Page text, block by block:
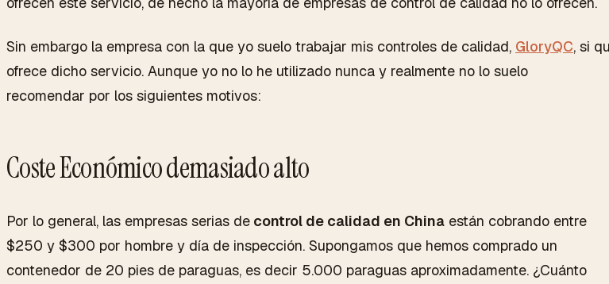
Sin embargo la empresa con la que yo suelo trabajar mis controles de calidad, GloryQC, si
ofrece dicho servicio. Aunque yo no lo he utilizado nunca y realmente no lo suelo
recomendar por los siguientes motivos:
Coste Económico demasiado alto
Por lo general, las empresas serias de control de calidad en China están cobrando entre
$250 y $300 por hombre y día de inspección. Supongamos que hemos comprado un
contenedor de 20 pies de paraguas, es decir 5.000 paraguas aproximadamente. ¿Cuánto